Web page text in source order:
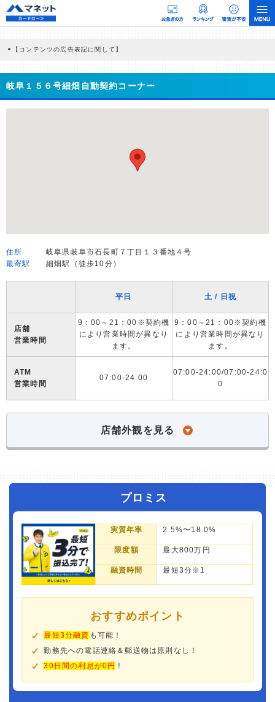
【コンテンツの広告表記に関して】
商品を根拠なくPRするものではなく、当編集部の調査／ユーザーへの口コミ収集な
どに基づき、公平性を担保した情報提供を行っています。
>提携企業一覧
岐阜１５６号細畑自動契約コーナー
住所
岐阜県岐阜市石長町７丁目１３番地４号
最寄駅
細畑駅（徒歩10分）
平日 土 / 日祝
店舗
営業時間
9：00～21：00※契約機
により営業時間が異なり
ます。
9：00～21：00※契約機
により営業時間が異なり
ます。
ATM
営業時間
07:00-24:00
07:00-24:00/07:00-24:0
0
店舗外観を見る
プロミス
実質年率 2.5%〜18.0%
限度額 最大800万円
融資時間 最短3分※1
おすすめポイント
最短3分融資 も可能！
勤務先への電話連絡＆郵送物は原則なし！
30日間の利息が0円 ！